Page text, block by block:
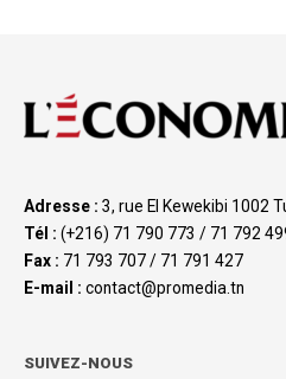
Adresse : 3, rue El Kewekibi 1002
Tél : (+216) 71 790 773 / 71 792
Fax : 71 793 707 / 71 791 427
E-mail : contact@promedia.tn
SUIVEZ-NOUS